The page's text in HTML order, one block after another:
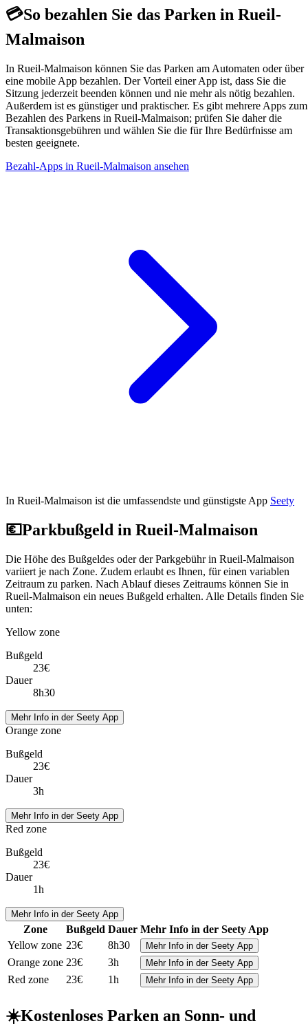
💳So bezahlen Sie das Parken in Rueil-
Malmaison
In Rueil-Malmaison können Sie das Parken am Automaten oder über
eine mobile App bezahlen. Der Vorteil einer App ist, dass Sie die
Sitzung jederzeit beenden können und nie mehr als nötig bezahlen.
Außerdem ist es günstiger und praktischer. Es gibt mehrere Apps zum
Bezahlen des Parkens in Rueil-Malmaison; prüfen Sie daher die
Transaktionsgebühren und wählen Sie die für Ihre Bedürfnisse am
besten geeignete.
Bezahl-Apps in Rueil-Malmaison ansehen
In Rueil-Malmaison ist die umfassendste und günstigste App Seety
💶Parkbußgeld in Rueil-Malmaison
Die Höhe des Bußgeldes oder der Parkgebühr in Rueil-Malmaison
variiert je nach Zone. Zudem erlaubt es Ihnen, für einen variablen
Zeitraum zu parken. Nach Ablauf dieses Zeitraums können Sie in
Rueil-Malmaison ein neues Bußgeld erhalten. Alle Details finden Sie
unten:
Yellow zone
Bußgeld
23€
Dauer
8h30
Mehr Info in der Seety App
Orange zone
Bußgeld
23€
Dauer
3h
Mehr Info in der Seety App
Red zone
Bußgeld
23€
Dauer
1h
Mehr Info in der Seety App
Zone Bußgeld Dauer Mehr Info in der Seety App
Yellow zone 23€ 8h30 Mehr Info in der Seety App
Orange zone 23€ 3h Mehr Info in der Seety App
Red zone 23€ 1h Mehr Info in der Seety App
☀️Kostenloses Parken an Sonn- und